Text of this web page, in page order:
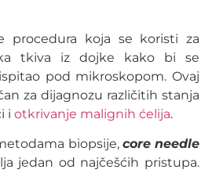
procedura koja se koristi za
tkiva iz dojke kako bi se
pod mikroskopom. Ovaj
za dijagnozu različitih stanja
i otkrivanje malignih ćelija.
biopsije, core needle
jedan od najčešćih pristupa.